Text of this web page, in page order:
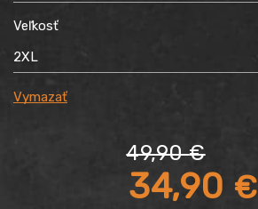
Veľkosť
Vymazať
49,90€
Pôvodná
34,90 €